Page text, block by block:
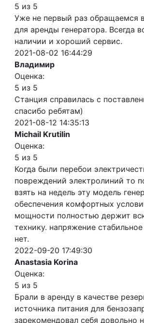
5 из 5
Уже не первый раз обращаемся
для аренды генератора. Всегда
наличии и хороший сервис.
2021-08-02 16:44:29
Владимир
Оценка:
5 из 5
Станция справилась с
спасибо ребятам)
2021-08-12 14:35:13
Michail Krutilin
Оценка:
5 из 5
Когда были перебои
повреждений электролиний то
взять на недель эту модель
обеспечения комфортных
мощности полностью держит
технику. напряжение
нет.
2022-09-20 17:49:30
Anastasia Korina
Оценка:
5 из 5
Брали в аренду в качестве
источника питания для
зарекомендовал себя довольно